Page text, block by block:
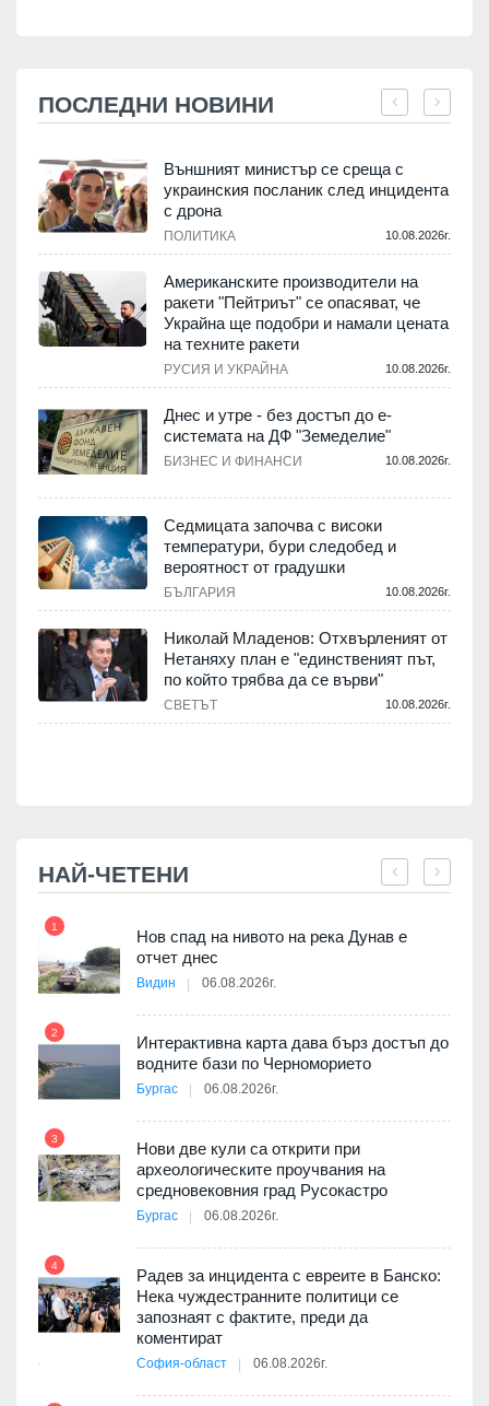
ПОСЛЕДНИ НОВИНИ
Външният министър се среща с
украинския посланик след инцидента
с дрона
ПОЛИТИКА 10.08.2026г.
Американските производители на
ракети "Пейтриът" се опасяват, че
Украйна ще подобри и намали цената
на техните ракети
РУСИЯ И УКРАЙНА 10.08.2026г.
Днес и утре - без достъп до е-
системата на ДФ "Земеделие"
БИЗНЕС И ФИНАНСИ 10.08.2026г.
Седмицата започва с високи
температури, бури следобед и
вероятност от градушки
БЪЛГАРИЯ 10.08.2026г.
Николай Младенов: Отхвърленият от
Нетаняху план е "единственият път,
по който трябва да се върви"
СВЕТЪТ 10.08.2026г.
НАЙ-ЧЕТЕНИ
1
Нов спад на нивото на река Дунав е
отчет днес
Видин 06.08.2026г.
2
Интерактивна карта дава бърз достъп до
водните бази по Черноморието
Бургас 06.08.2026г.
3
Нови две кули са открити при
археологическите проучвания на
средновековния град Русокастро
Бургас 06.08.2026г.
4
Радев за инцидента с евреите в Банско:
Нека чуждестранните политици се
запознаят с фактите, преди да
коментират
София-област 06.08.2026г.